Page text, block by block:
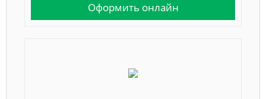
Оформить онлайн